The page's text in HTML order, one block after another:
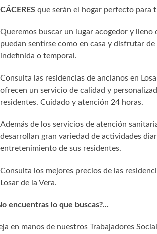
CÁCERES que serán el hogar perfecto para
Queremos buscar un lugar acogedor y lleno
puedan sentirse como en casa y disfrutar de
indefinida o temporal.
Consulta las residencias de ancianos en
ofrecen un servicio de calidad y
residentes. Cuidado y atención 24 horas.
Además de los servicios de atención
desarrollan gran variedad de actividades
entretenimiento de sus residentes.
Consulta los mejores precios de las
Losar de la Vera.
encuentras lo que buscas?...
en manos de nuestros Trabajadores